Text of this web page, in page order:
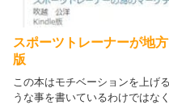
スポーツトレーナーが地
版
この本はモチベーションを上げ
うな事を書いているわけではな